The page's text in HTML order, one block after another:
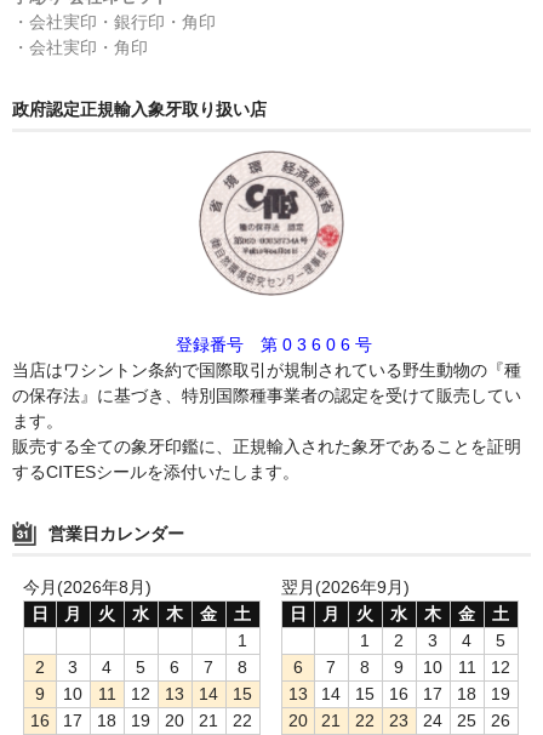
・会社実印・銀行印・角印
・会社実印・角印
政府認定正規輸入象牙取り扱い店
登録番号 第 0 3 6 0 6 号
当店はワシントン条約で国際取引が規制されている野生動物の『種
の保存法』に基づき、特別国際種事業者の認定を受けて販売してい
ます。
販売する全ての象牙印鑑に、正規輸入された象牙であることを証明
するCITESシールを添付いたします。
営業日カレンダー
今月(2026年8月)
日
月 火 水 木 金
土
1
2
3 4 5 6 7
8
9
10 11 12 13 14
15
16
17 18 19 20 21
22
翌月(2026年9月)
日
月 火 水 木 金
土
1
2 3 4
5
6
7 8 9 10 11
12
13
14 15 16 17 18
19
20
21 22 23 24 25
26